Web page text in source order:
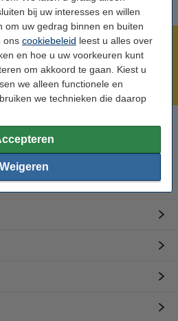
bij uw interesses en willen
om uw gedrag binnen en buiten
ons cookiebeleid leest u alles over
en hoe u uw voorkeuren kunt
om akkoord te gaan. Kiest u
we alleen functionele en
we technieken die daarop
Weigeren
in huis!
van 9.00 tot 17.30 uur